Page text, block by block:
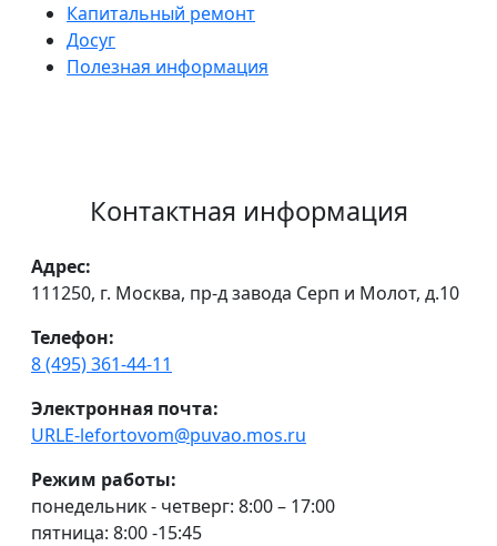
Капитальный ремонт
Досуг
Полезная информация
Контактная информация
Адрес:
111250, г. Москва, пр-д завода Серп и Молот, д.10
Телефон:
8 (495) 361-44-11
Электронная почта:
URLE-lefortovom@puvao.mos.ru
Режим работы:
понедельник - четверг: 8:00 – 17:00
пятница: 8:00 -15:45